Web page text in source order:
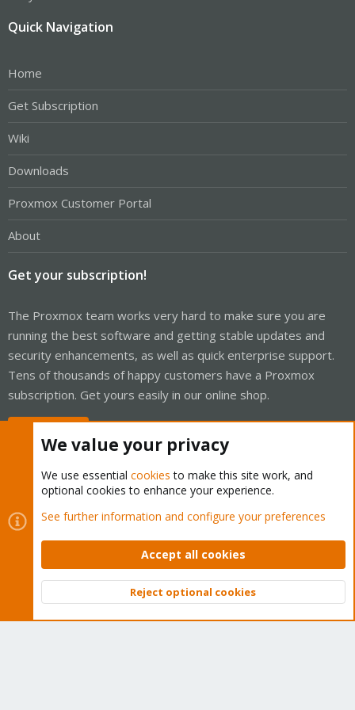
Quick Navigation
Home
Get Subscription
Wiki
Downloads
Proxmox Customer Portal
About
Get your subscription!
The Proxmox team works very hard to make sure you are
running the best software and getting stable updates and
security enhancements, as well as quick enterprise support.
Tens of thousands of happy customers have a Proxmox
subscription. Get yours easily in our online shop.
Cookies
Proxmox Support Forum - Light Mode
Contact us
Terms and rules Privacy policy Help Home
Community platform by XenForo © 2010-2026 XenForo Ltd.
Top
We value your privacy
We use essential cookies to make this site work, and
optional cookies to enhance your experience.
See further information and configure your preferences
Accept all cookies
Reject optional cookies